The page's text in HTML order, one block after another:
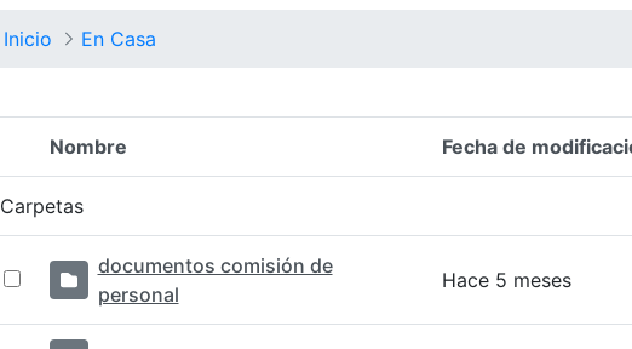
Inicio En Casa
Selección del elemento
Nombre
Fecha de
Carpetas
documentos comisión de
personal
Hace 5 meses